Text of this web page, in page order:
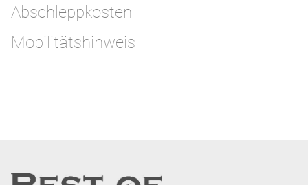
Abschleppkosten
Mobilitätshinweis